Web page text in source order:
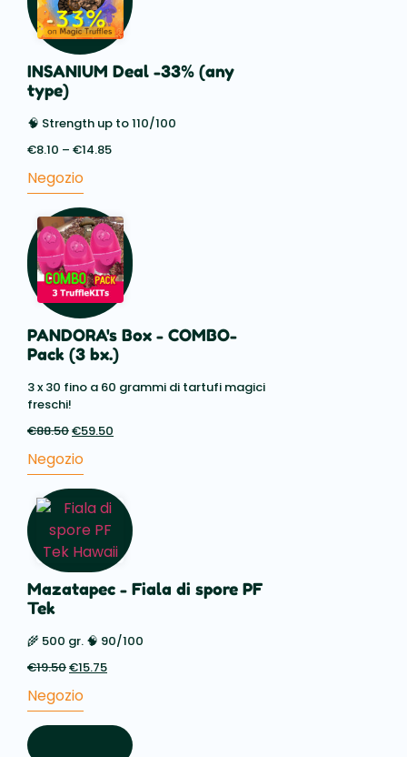
INSANIUM Deal -33% (any
type)
🧠 Strength up to 110/100
€8.10 – €14.85
€14.85
Negozio
PANDORA's Box - COMBO-
Pack (3 bx.)
3 x 30 fino a 60 grammi di tartufi magici
freschi!
€88.50Il
originale
€88.50.
€59.50
€59.50.
Negozio
Mazatapec - Fiala di spore PF
Tek
🌾 500 gr. 🧠 90/100
€19.50Il
originale
€15.75
€15.75.
Negozio